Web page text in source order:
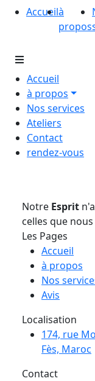
à
propos
Accueil
Accueil
à propos
Nos services
Ateliers
Contact
rendez-vous
Notre Esprit
celles que
Les Pages
Accueil
à propos
Nos
Avis
Localisation
174, rue
Fès, Maroc
Contact